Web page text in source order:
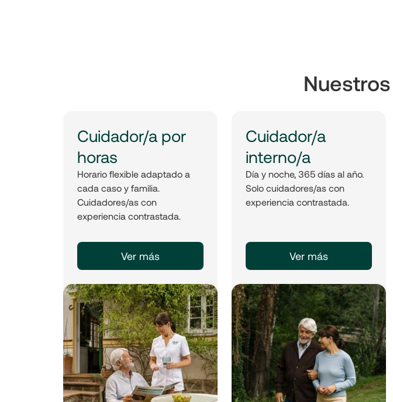
Cuidador/a por
horas
Horario flexible adaptado a
cada caso y familia.
Cuidadores/as con
experiencia contrastada.
Ver más
Cuidador/a
interno/a
Día y noche, 365 días al año.
Solo cuidadores/as con
experiencia contrastada.
Ver más